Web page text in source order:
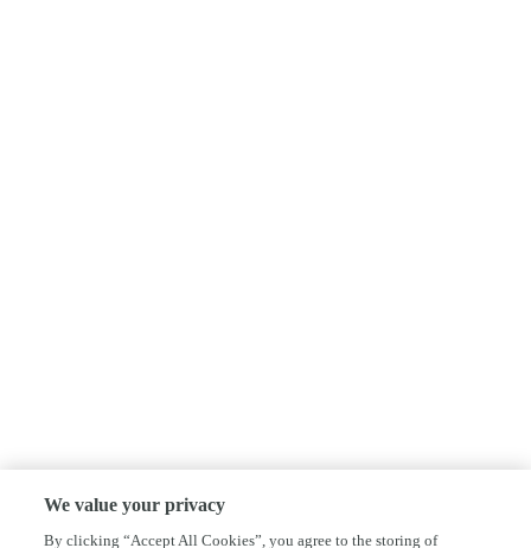
We value your privacy
By clicking “Accept All Cookies”, you agree to the storing of